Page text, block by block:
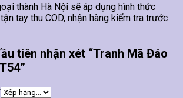
thành Hà Nội sẽ áp dụng hình thức
tay thu COD, nhận hàng kiểm tra trước
tiên nhận xét “Tranh Mã Đáo